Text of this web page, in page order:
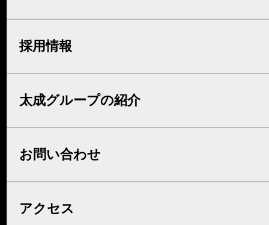
採用情報
太成グループの紹介
お問い合わせ
アクセス